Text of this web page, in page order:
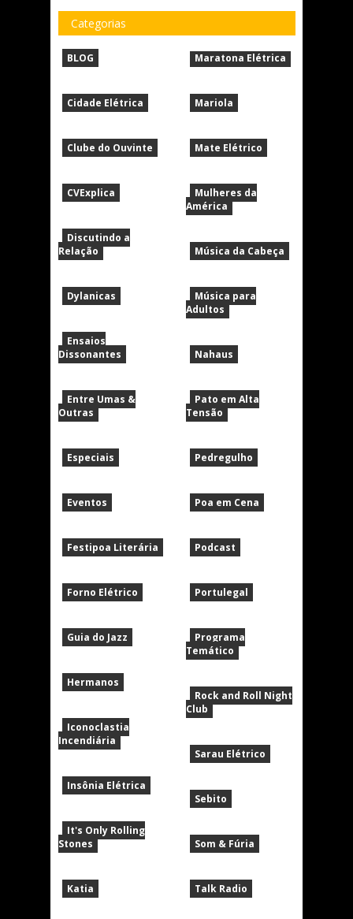
Categorias
BLOG
Cidade Elétrica
Clube do Ouvinte
CVExplica
Discutindo a
Relação
Dylanicas
Ensaios
Dissonantes
Entre Umas &
Outras
Especiais
Eventos
Festipoa Literária
Forno Elétrico
Guia do Jazz
Hermanos
Iconoclastia
Incendiária
Insônia Elétrica
It's Only Rolling
Stones
Katia
Maratona Elétrica
Mariola
Mate Elétrico
Mulheres da
América
Música da Cabeça
Música para
Adultos
Nahaus
Pato em Alta
Tensão
Pedregulho
Poa em Cena
Podcast
Portulegal
Programa
Temático
Rock and Roll Night
Club
Sarau Elétrico
Sebito
Som & Fúria
Talk Radio